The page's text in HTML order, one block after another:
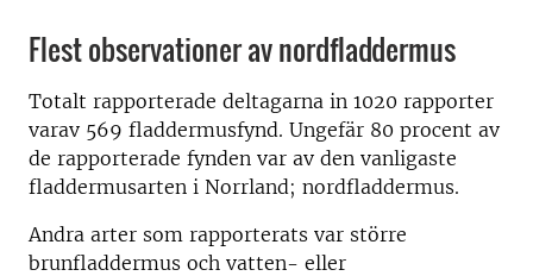
Flest observationer av nordfladdermus
Totalt rapporterade deltagarna in 1020 rapporter
varav 569 fladdermusfynd. Ungefär 80 procent av
de rapporterade fynden var av den vanligaste
fladdermusarten i Norrland; nordfladdermus.
Andra arter som rapporterats var större
brunfladdermus och vatten- eller